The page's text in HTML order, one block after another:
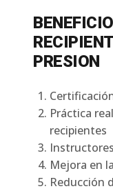
PRESION
Práctica
recipientes
Mejora en
Reducción